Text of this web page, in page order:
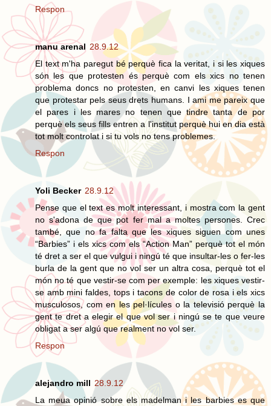
Respon
manu arenal 28.9.12
El text m'ha paregut bé perquè fica la veritat, i si les xiques
són les que protesten és perquè com els xics no tenen
problema doncs no protesten, en canvi les xiques tenen
que protestar pels seus drets humans. I ami me pareix que
el pares i les mares no tenen que tindre tanta de por
perquè els seus fills entren a l'institut perquè hui en dia està
tot molt controlat i si tu vols no tens problemes.
Respon
Yoli Becker 28.9.12
Pense que el text es molt interessant, i mostra com la gent
no s'adona de que pot fer mal a moltes persones. Crec
també, que no fa falta que les xiques siguen com unes
“Barbies” i els xics com els “Action Man” perquè tot el món
té dret a ser el que vulgui i ningú té que insultar-les o fer-les
burla de la gent que no vol ser un altra cosa, perquè tot el
món no té que vestir-se com per exemple: les xiques vestir-
se amb mini faldes, tops i tacons de color de rosa i els xics
musculosos, com en les pel·lícules o la televisió perquè la
gent te dret a elegir el que vol ser i ningú se te que veure
obligat a ser algú que realment no vol ser.
Respon
alejandro mill 28.9.12
La meua opinió sobre els madelman i les barbies es que